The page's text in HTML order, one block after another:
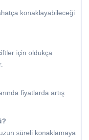
konaklayabileceği
için oldukça
fiyatlarda artış
süreli konaklamaya